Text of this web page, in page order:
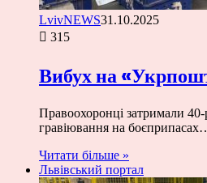
LvivNEWS31.10.2025
315
Вибух на
Правоохоронці затримали
гравіювання на
Читати більше »
Львівський портал